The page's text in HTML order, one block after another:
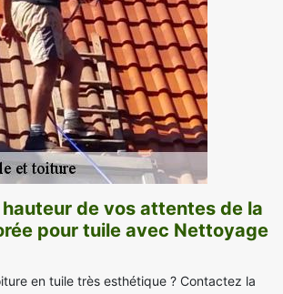
de vos attentes de la
pour tuile avec Nettoyage
en tuile très esthétique ? Contactez la